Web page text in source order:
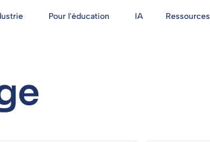
Pour l'éducation IA Ressources